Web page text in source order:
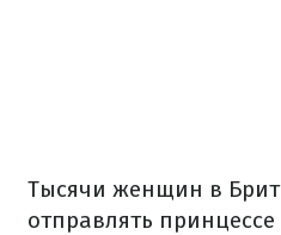
Тысячи женщин в
отправлять